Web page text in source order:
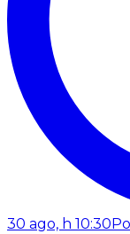
30 ago, h 10:30